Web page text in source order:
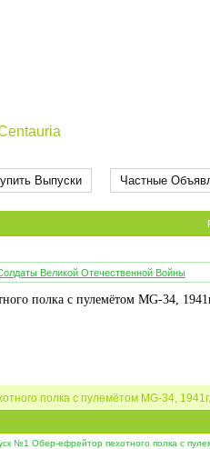
Выпуски Частные
Великой Отечественной Войны
полка с пулемётом MG-34,
полка с пулемётом MG-34, 1941г.
№1 Обер-ефрейтор пехотного полка с